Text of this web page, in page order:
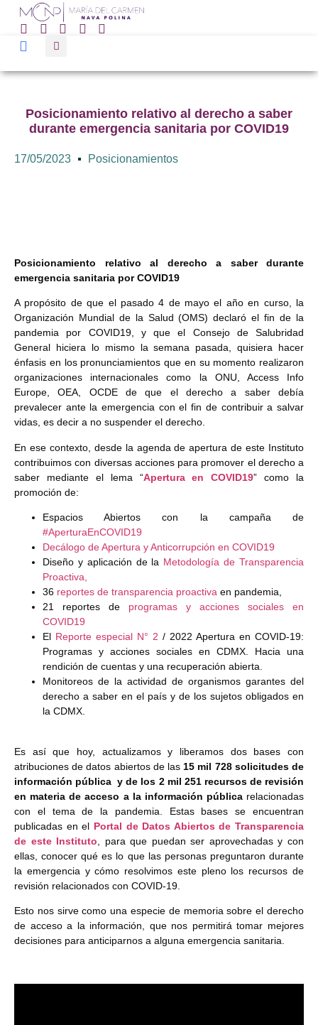
Posicionamiento relativo al derecho a saber
durante emergencia sanitaria por COVID19
17/05/2023 Posicionamientos
Posicionamiento relativo al derecho a saber durante
emergencia sanitaria por COVID19
A propósito de que el pasado 4 de mayo el año en curso, la
Organización Mundial de la Salud (OMS) declaró el fin de la
pandemia por COVID19, y que el Consejo de Salubridad
General hiciera lo mismo la semana pasada, quisiera hacer
énfasis en los pronunciamientos que en su momento realizaron
organizaciones internacionales como la ONU, Access Info
Europe, OEA, OCDE de que el derecho a saber debía
prevalecer ante la emergencia con el fin de contribuir a salvar
vidas, es decir a no suspender el derecho.
En ese contexto, desde la agenda de apertura de este Instituto
contribuimos con diversas acciones para promover el derecho a
saber mediante el lema “Apertura en COVID19” como la
promoción de:
Espacios Abiertos con la campaña de
#AperturaEnCOVID19
Decálogo de Apertura y Anticorrupción en COVID19
Diseño y aplicación de la Metodología de Transparencia
Proactiva,
36 reportes de transparencia proactiva en pandemia,
21 reportes de programas y acciones sociales en
COVID19
El Reporte especial N° 2 / 2022 Apertura en COVID-19:
Programas y acciones sociales en CDMX. Hacia una
rendición de cuentas y una recuperación abierta.
Monitoreos de la actividad de organismos garantes del
derecho a saber en el país y de los sujetos obligados en
la CDMX.
Es así que hoy, actualizamos y liberamos dos bases con
atribuciones de datos abiertos de las 15 mil 728 solicitudes de
información pública y de los 2 mil 251 recursos de revisión
en materia de acceso a la información públicarelacionadas
con el tema de la pandemia. Estas bases se encuentran
publicadas en el Portal de Datos Abiertos de Transparencia
de este Instituto , para que puedan ser aprovechadas y con
ellas, conocer qué es lo que las personas preguntaron durante
la emergencia y cómo resolvimos este pleno los recursos de
revisión relacionados con COVID-19.
Esto nos sirve como una especie de memoria sobre el derecho
de acceso a la información, que nos permitirá tomar mejores
decisiones para anticiparnos a alguna emergencia sanitaria.